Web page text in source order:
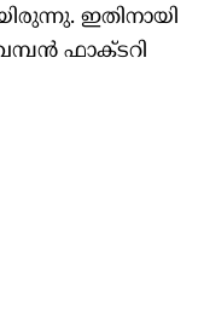
ഇതിനായി
ഫാക്ടറി